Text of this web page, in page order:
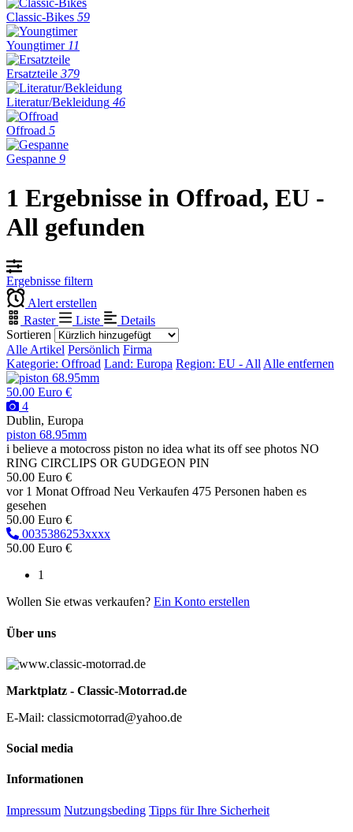
Classic-Bikes 59
Youngtimer 11
Ersatzteile 379
Literatur/Bekleidung 46
Offroad 5
Gespanne 9
1 Ergebnisse in Offroad, EU -
All gefunden
Ergebnisse filtern
Alert erstellen
Raster
Liste
Details
Sortieren
Alle Artikel Persönlich Firma
Kategorie: Offroad Land: Europa Region: EU - All Alle entfernen
50.00 Euro €
4
Dublin, Europa
piston 68.95mm
i believe a motocross piston no idea what its off see photos NO
RING CIRCLIPS OR GUDGEON PIN
50.00 Euro €
vor 1 Monat Offroad Neu Verkaufen 475 Personen haben es
gesehen
50.00 Euro €
0035386253xxxx
50.00 Euro €
1
Wollen Sie etwas verkaufen? Ein Konto erstellen
Über uns
Marktplatz - Classic-Motorrad.de
E-Mail: classicmotorrad@yahoo.de
Social media
Informationen
Impressum Nutzungsbeding Tipps für Ihre Sicherheit